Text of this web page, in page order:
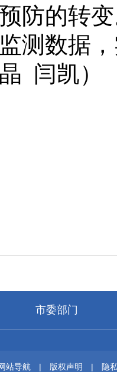
防的转
测数据
闫凯）
市委部门
站导航 | 版权声明 |
隐